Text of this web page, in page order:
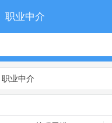
职业中介
职业中介